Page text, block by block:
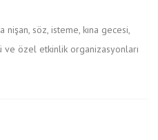
nişan, söz, isteme, kına gecesi,
ve özel etkinlik organizasyonları